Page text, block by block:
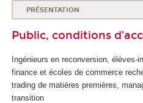
PRÉSENTATION
Public, conditions
Ingénieurs en reconversion, élèves-
finance et écoles de commerce
trading de matières premières,
transition